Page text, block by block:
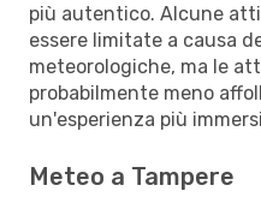
più autentico. Alcune
essere limitate a causa
meteorologiche, ma le
probabilmente meno
un'esperienza più
Meteo a Tampere